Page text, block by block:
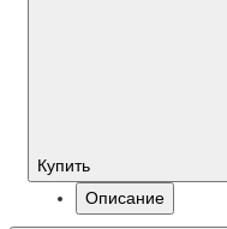
Купить
Описание